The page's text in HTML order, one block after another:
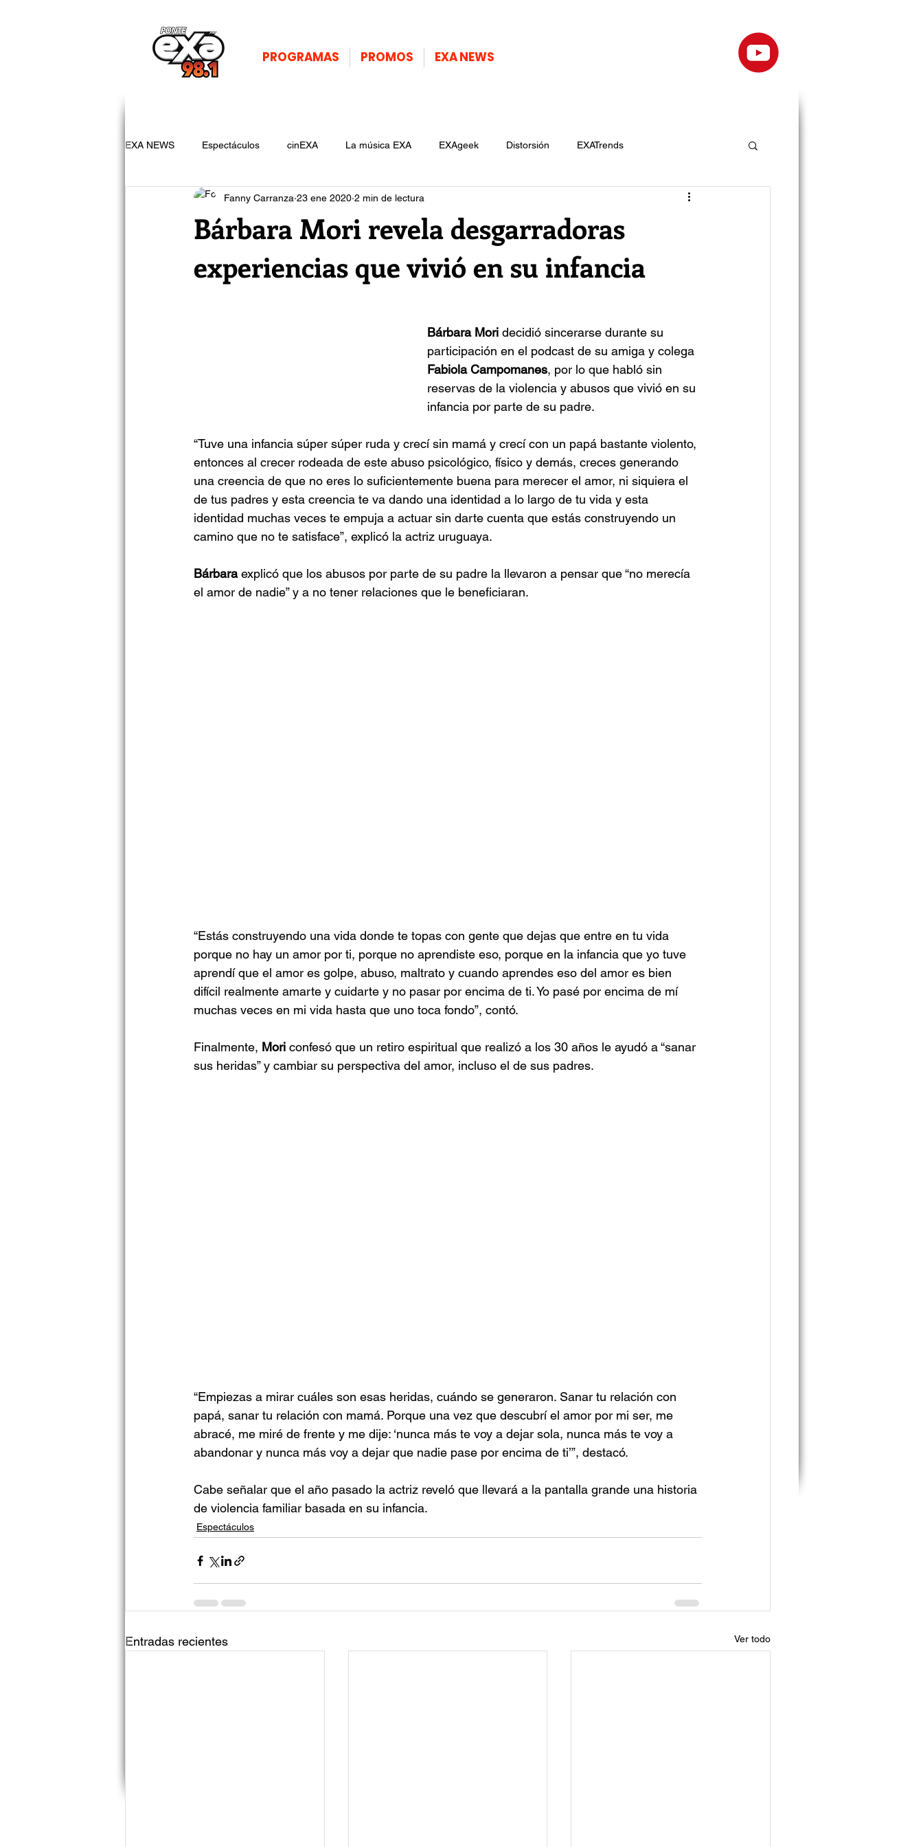
PROGRAMAS PROMOS EXA NEWS
EXA NEWS Espectáculos cinEXA La música EXA EXAgeek Distorsión EXATrends
Bárbara Mori revela desgarradoras
experiencias que vivió en su infancia
Fanny Carranza 23 ene 2020 2 min de lectura
Bárbara Mori decidió sincerarse durante su
participación en el podcast de su amiga y colega
Fabiola Campomanes, por lo que habló sin
reservas de la violencia y abusos que vivió en su
infancia por parte de su padre.
“Tuve una infancia súper súper ruda y crecí sin mamá y crecí con un papá bastante violento,
entonces al crecer rodeada de este abuso psicológico, físico y demás, creces generando
una creencia de que no eres lo suficientemente buena para merecer el amor, ni siquiera el
de tus padres y esta creencia te va dando una identidad a lo largo de tu vida y esta
identidad muchas veces te empuja a actuar sin darte cuenta que estás construyendo un
camino que no te satisface”, explicó la actriz uruguaya.
Bárbara explicó que los abusos por parte de su padre la llevaron a pensar que “no merecía
el amor de nadie” y a no tener relaciones que le beneficiaran.
“Estás construyendo una vida donde te topas con gente que dejas que entre en tu vida
porque no hay un amor por ti, porque no aprendiste eso, porque en la infancia que yo tuve
aprendí que el amor es golpe, abuso, maltrato y cuando aprendes eso del amor es bien
difícil realmente amarte y cuidarte y no pasar por encima de ti. Yo pasé por encima de mí
muchas veces en mi vida hasta que uno toca fondo”, contó.
Finalmente, Mori confesó que un retiro espiritual que realizó a los 30 años le ayudó a “sanar
sus heridas” y cambiar su perspectiva del amor, incluso el de sus padres.
“Empiezas a mirar cuáles son esas heridas, cuándo se generaron. Sanar tu relación con
papá, sanar tu relación con mamá. Porque una vez que descubrí el amor por mi ser, me
abracé, me miré de frente y me dije: ‘nunca más te voy a dejar sola, nunca más te voy a
abandonar y nunca más voy a dejar que nadie pase por encima de ti’”, destacó.
Cabe señalar que el año pasado la actriz reveló que llevará a la pantalla grande una historia
de violencia familiar basada en su infancia.
Espectáculos
Entradas recientes Ver todo